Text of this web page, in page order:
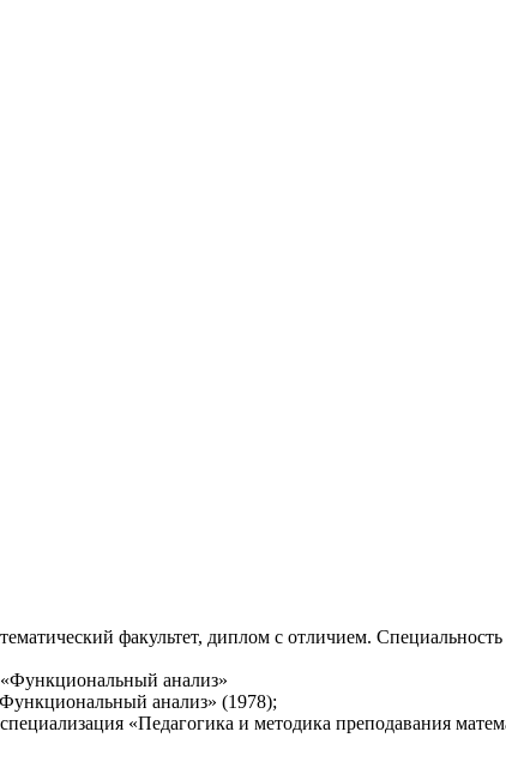
факультет, диплом с отличием.
анализ»
анализ» (1978);
«Педагогика и методика преподавания